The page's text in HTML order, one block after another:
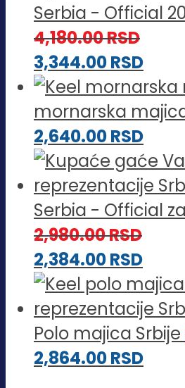
Serbia - Official
4,180.00RSD
3,344.00RSD
mornarska
2,640.00RSD
Serbia - Official
2,980.00RSD
2,384.00RSD
Polo majica Srbije
2,864.00RSD